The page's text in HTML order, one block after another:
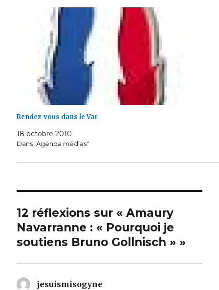
Rendez-vous dans le Var
18 octobre 2010
Dans "Agenda médias"
12 réflexions sur « Amaury
Navarranne : « Pourquoi je
soutiens Bruno Gollnisch » »
jesuismisogyne